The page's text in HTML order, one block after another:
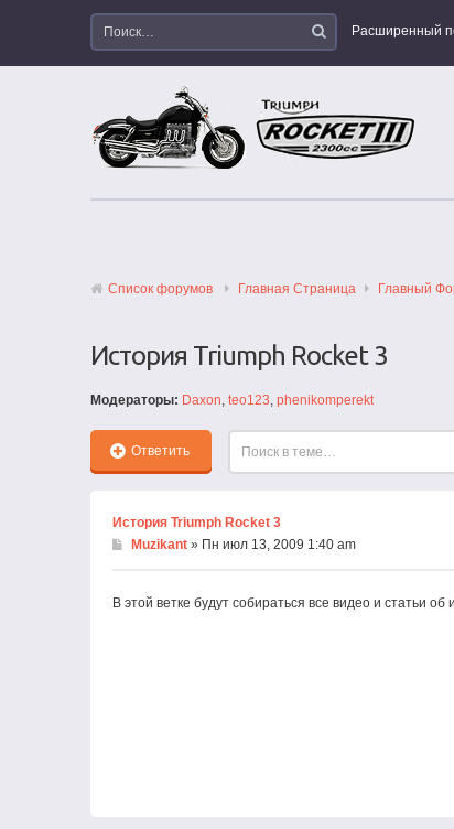
Расширенный
Список форумов Главная Страница Главный
История Triumph Rocket 3
Модераторы: Daxon, teo123, phenikomperekt
Ответить
История Triumph Rocket 3
Muzikant » Пн июл 13, 2009 1:40 am
В этой ветке будут собираться все видео и статьи